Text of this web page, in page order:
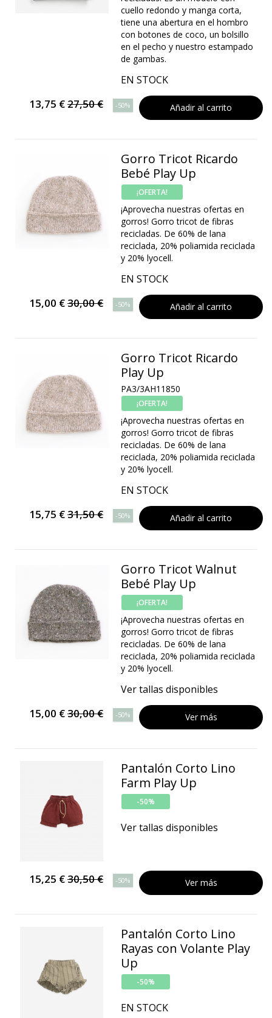
cuello redondo y manga corta,
tiene una abertura en el hombro
con botones de coco, un bolsillo
en el pecho y nuestro estampado
de gambas.
EN STOCK
13,75 €27,50 € -50% Añadir al carrito
Gorro Tricot Ricardo
Bebé Play Up
¡OFERTA!
¡Aprovecha nuestras ofertas en
gorros! Gorro tricot de fibras
recicladas. De 60% de lana
reciclada, 20% poliamida reciclada
y 20% lyocell.
EN STOCK
15,00 €30,00 € -50% Añadir al carrito
Gorro Tricot Ricardo
Play Up
PA3/3AH11850
¡OFERTA!
¡Aprovecha nuestras ofertas en
gorros! Gorro tricot de fibras
recicladas. De 60% de lana
reciclada, 20% poliamida reciclada
y 20% lyocell.
EN STOCK
15,75 €31,50 € -50% Añadir al carrito
Gorro Tricot Walnut
Bebé Play Up
¡OFERTA!
¡Aprovecha nuestras ofertas en
gorros! Gorro tricot de fibras
recicladas. De 60% de lana
reciclada, 20% poliamida reciclada
y 20% lyocell.
Ver tallas disponibles
15,00 €30,00 € -50% Ver más
Pantalón Corto Lino
Farm Play Up
-50%
Ver tallas disponibles
15,25 €30,50 € -50% Ver más
Pantalón Corto Lino
Rayas con Volante Play
Up
-50%
EN STOCK